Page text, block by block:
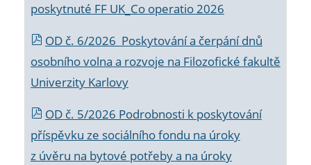
poskytnuté FF UK_Co operatio 2026
OD č. 6/2026 Poskytování a čerpání dnů
osobního volna a rozvoje na Filozofické fakultě
Univerzity Karlovy
OD č. 5/2026 Podrobnosti k poskytování
příspěvku ze sociálního fondu na úroky
z úvěru na bytové potřeby a na úroky